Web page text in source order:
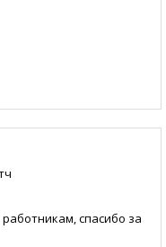
спасибо за